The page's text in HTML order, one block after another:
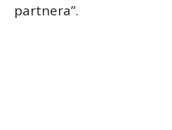
partnera”.